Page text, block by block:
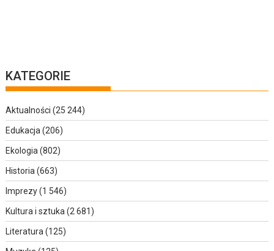
KATEGORIE
Aktualności (25 244)
Edukacja(206)
Ekologia(802)
Historia(663)
Imprezy(1 546)
Kultura i sztuka(2 681)
Literatura(125)